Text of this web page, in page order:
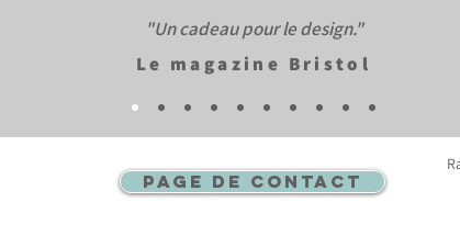
"Un cadeau pour le design."​
Le magazine Bristol
PAGE DE CONTACT